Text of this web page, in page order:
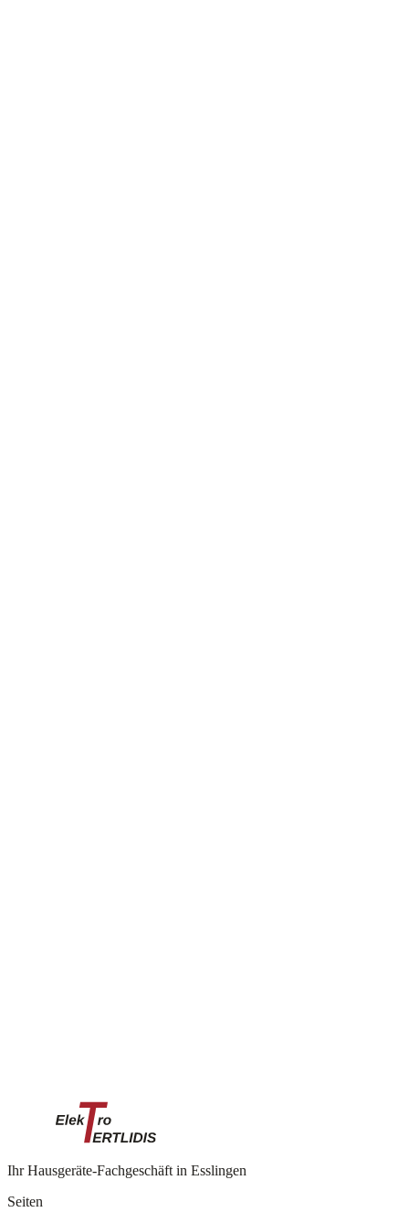
Spülen
Ihr Hausgeräte-Fachgeschäft in Esslingen
Seiten